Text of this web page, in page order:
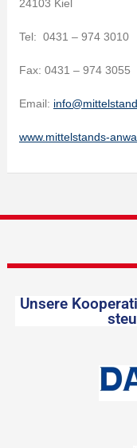
24103 Kiel
Tel: 0431 – 974 3010
Fax: 0431 – 974 3055
Email:
www.mittelstands-
Unsere